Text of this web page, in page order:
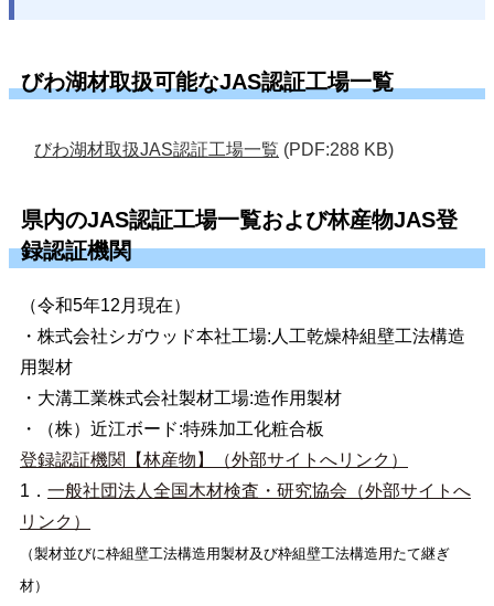
びわ湖材取扱可能なJAS認証工場一覧
びわ湖材取扱JAS認証工場一覧 (PDF:288 KB)
県内のJAS認証工場一覧および林産物JAS登
録認証機関
（令和5年12月現在）
・株式会社シガウッド本社工場:人工乾燥枠組壁工法構造
用製材
・大溝工業株式会社製材工場:造作用製材
・（株）近江ボード:特殊加工化粧合板
登録認証機関【林産物】（外部サイトへリンク）
1． 一般社団法人全国木材検査・研究協会（外部サイトへ
リンク）
（製材並びに枠組壁工法構造用製材及び枠組壁工法構造用たて継ぎ
材）